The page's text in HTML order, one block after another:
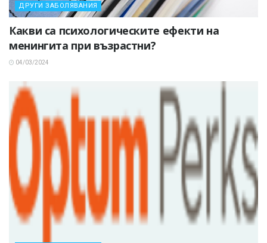
ДРУГИ ЗАБОЛЯВАНИЯ
Какви са психологическите ефекти на
менингита при възрастни?
04/03/2024